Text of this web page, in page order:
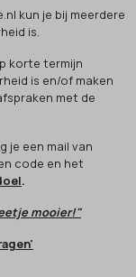
kun je bij meerdere
is.
korte termijn
is en/of maken
met de
je een mail van
code en het
.
mooier!"